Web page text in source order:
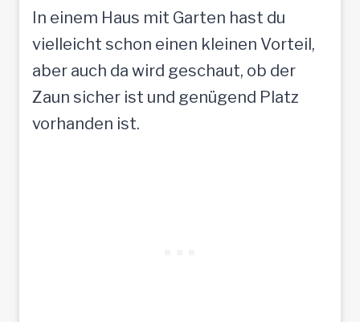
In einem Haus mit Garten hast du
vielleicht schon einen kleinen Vorteil,
aber auch da wird geschaut, ob der
Zaun sicher ist und genügend Platz
vorhanden ist.